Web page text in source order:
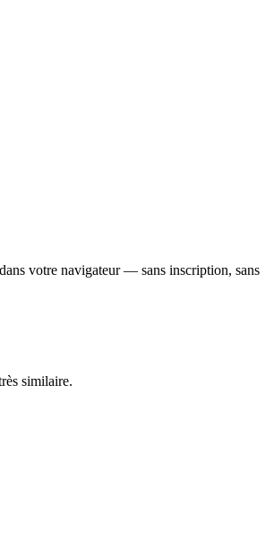
votre navigateur — sans inscription, sans
similaire.